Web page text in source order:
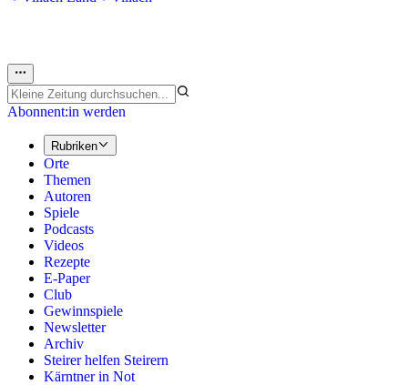
Abonnent:in werden
Rubriken
Orte
Themen
Autoren
Spiele
Podcasts
Videos
Rezepte
E-Paper
Club
Gewinnspiele
Newsletter
Archiv
Steirer helfen Steirern
Kärntner in Not